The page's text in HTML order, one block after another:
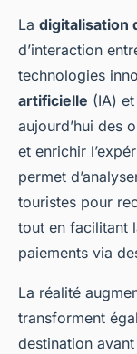
La digitalisation
d’interaction
technologies
artificielle (IA)
aujourd’hui des
et enrichir
permet
touristes pour
tout en facilitant
paiements via
La réalité
transforment
destination